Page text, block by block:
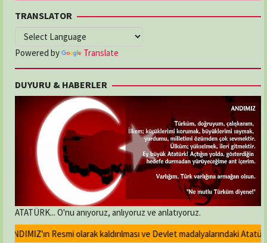
TRANSLATOR
Powered by Translate
DUYURU & HABERLER
ATATÜRK... O'nu anıyoruz, anlıyoruz ve anlatıyoruz.
Resmi olarak kaldırılması ve Devlet madalyalarındaki Atatürk